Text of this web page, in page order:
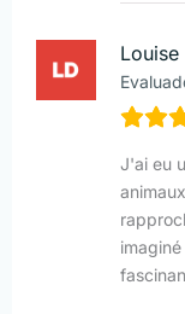
Louise
J'ai eu